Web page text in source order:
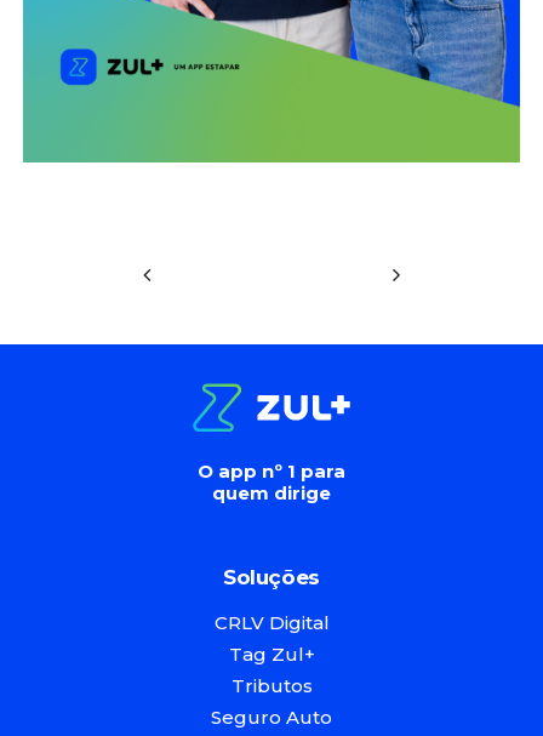
O app nº 1 para
quem dirige
Soluções
CRLV Digital
Tag Zul+
Tributos
Seguro Auto